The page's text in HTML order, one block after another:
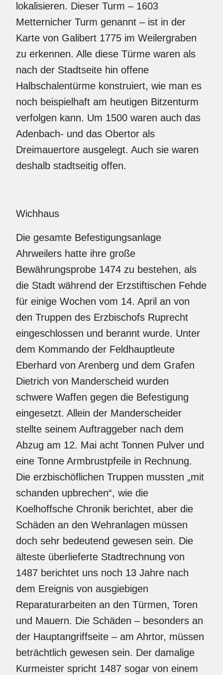
lokalisieren. Dieser Turm – 1603
Metternicher Turm genannt – ist in der
Karte von Galibert 1775 im Weilergraben
zu erkennen. Alle diese Türme waren als
nach der Stadtseite hin offene
Halbschalentürme konstruiert, wie man es
noch beispielhaft am heutigen Bitzenturm
verfolgen kann. Um 1500 waren auch das
Adenbach- und das Obertor als
Dreimauertore ausgelegt. Auch sie waren
deshalb stadtseitig offen.
Wichhaus
Die gesamte Befestigungsanlage
Ahrweilers hatte ihre große
Bewährungsprobe 1474 zu bestehen, als
die Stadt während der Erzstiftischen Fehde
für einige Wochen vom 14. April an von
den Truppen des Erzbischofs Ruprecht
eingeschlossen und berannt wurde. Unter
dem Kommando der Feldhauptleute
Eberhard von Arenberg und dem Grafen
Dietrich von Manderscheid wurden
schwere Waffen gegen die Befestigung
eingesetzt. Allein der Manderscheider
stellte seinem Auftraggeber nach dem
Abzug am 12. Mai acht Tonnen Pulver und
eine Tonne Armbrustpfeile in Rechnung.
Die erzbischöflichen Truppen mussten „mit
schanden upbrechen“, wie die
Koelhoffsche Chronik berichtet, aber die
Schäden an den Wehranlagen müssen
doch sehr bedeutend gewesen sein. Die
älteste überlieferte Stadtrechnung von
1487 berichtet uns noch 13 Jahre nach
dem Ereignis von ausgiebigen
Reparaturarbeiten an den Türmen, Toren
und Mauern. Die Schäden – besonders an
der Hauptangriffseite – am Ahrtor, müssen
beträchtlich gewesen sein. Der damalige
Kurmeister spricht 1487 sogar von einem